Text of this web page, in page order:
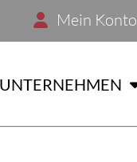
Mein Konto
UNTERNEHMEN